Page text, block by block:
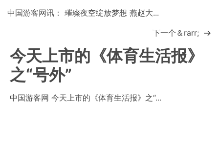
中国游客网讯： 璀璨夜空绽放梦想 燕赵大...
下一个＆rarr;
今天上市的《体育生活报》
之“号外”
中国游客网 今天上市的《体育生活报》之“...